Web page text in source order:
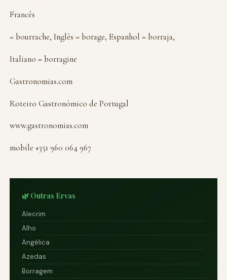
Francês
= bourrache, Inglês = borage, Espanhol = borraja,
Italiano = borragine
Gastronomias.com
Roteiro Gastronómico de Portugal
www.gastronomias.com
mobile +351 960 064 967
🌿 Outras Ervas
Alecrim
Alho
Angélica
Azedas
Borragem